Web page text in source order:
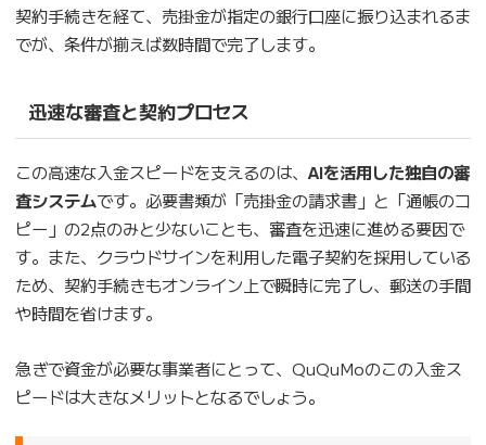
契約手続きを経て、売掛金が指定の銀行口座に振り込まれるま
でが、条件が揃えば数時間で完了します。
迅速な審査と契約プロセス
この高速な入金スピードを支えるのは、 AIを活用した独自の審
査システムです。必要書類が「売掛金の請求書」と「通帳のコ
ピー」の2点のみと少ないことも、審査を迅速に進める要因で
す。また、クラウドサインを利用した電子契約を採用している
ため、契約手続きもオンライン上で瞬時に完了し、郵送の手間
や時間を省けます。
急ぎで資金が必要な事業者にとって、QuQuMoのこの入金ス
ピードは大きなメリットとなるでしょう。